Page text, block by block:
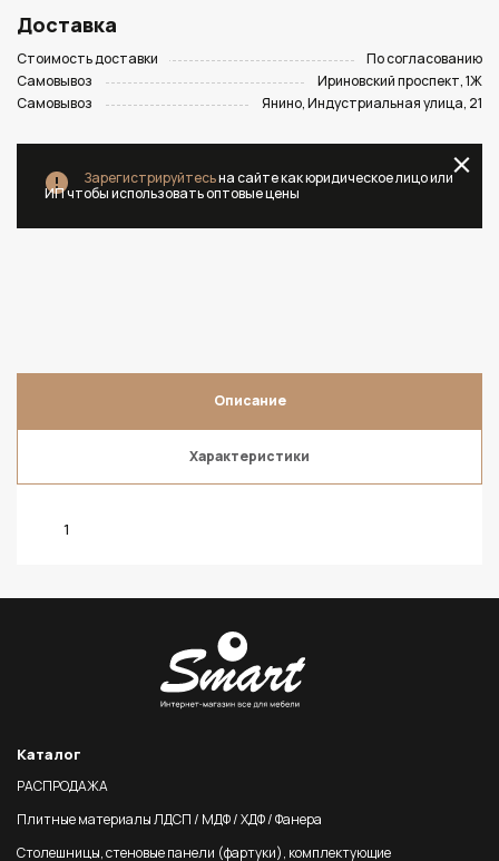
Доставка
Стоимость доставки
По согласованию
Самовывоз
Ириновский проспект, 1Ж
Самовывоз
Янино, Индустриальная улица, 21
Зарегистрируйтесьна сайте как юридическое лицо или
ИП чтобы использовать оптовые цены
Описание
Характеристики
1
Каталог
РАСПРОДАЖА
Плитные материалы ЛДСП / МДФ / ХДФ / Фанера
Столешницы, стеновые панели (фартуки), комплектующие